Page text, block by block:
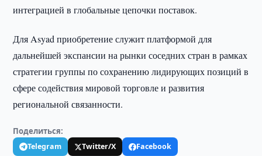
интеграцией в глобальные цепочки поставок.
Для Asyad приобретение служит платформой для
дальнейшей экспансии на рынки соседних стран в рамках
стратегии группы по сохранению лидирующих позиций в
сфере содействия мировой торговле и развития
региональной связанности.
Поделиться:
Telegram Twitter/X
Facebook